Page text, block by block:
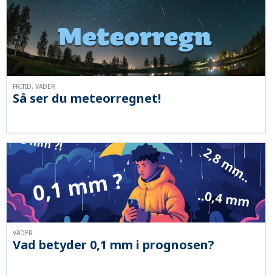
Så ser du meteorregnet!
FRITID, VÄDER
Vad betyder 0,1 mm i prognosen?
VÄDER